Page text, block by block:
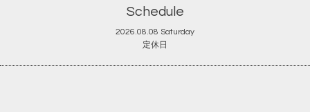
Schedule
2026.08.08 Saturday
定休日